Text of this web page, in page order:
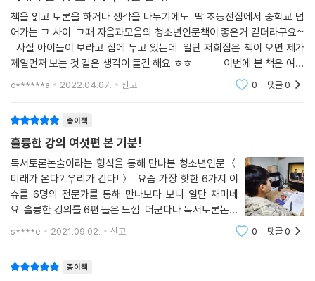
학생들에게 가르쳐야 할 주제도 점차 바뀌고 있습니다. 이 책은 미래를 위
해 청소년들이 알아야 할 주제를 폭넓게 다루고 있어서 학교 수업뿐만 아
니라 논술, 토론 활동에도 큰 도움이 될 것 같습니다. - 태지원 (중학교 사
회과 교사)
책을 읽고 토론을 하거나 생각을 나누기에도 딱 초등전집에서 중학교 넘
어가는 그 사이 그때 자음과모음의 청소년인문책이 좋은거 같더라구요~
제일먼저 보는 것 같은 생각이 들긴 해요 ㅎㅎ 이번에 본 책은 여러
분야의 전문가가 쓴 커다란 주제는 지속가능발전입니다. 제
c******a 2022.04.07. 신고 0 댓글0
종이책
훌륭한 강의 여섯편 본 기분!
독서토론논술이라는 형식을 통해 만나본 청소년인문 ＜
미래가 온다? 우리가 간다!＞ 요즘 가장 핫한 6가지 이
슈를 6명의 전문가를 통해 만나보다 보니 일단 재미네
요. 훌륭한 강의를 6편 들은 느낌. 더군다나 독서토론논술
을 위한 지도안이 있어서 다운받아 브레인스토밍부터 활
s****e 2021.09.02. 신고 0 댓글0
종이책